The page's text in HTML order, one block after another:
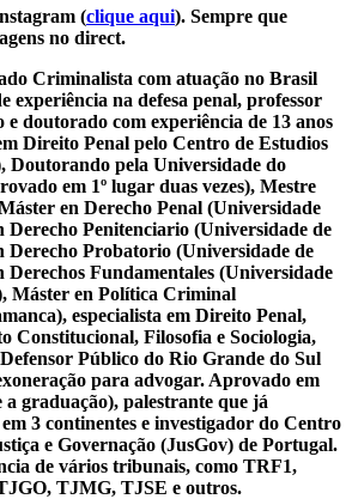
(clique aqui). Sempre que
no direct.
Criminalista com atuação no Brasil
experiência na defesa penal, professor
e doutorado com experiência de 13 anos
Direito Penal pelo Centro de Estudios
Doutorando pela Universidade do
em 1º lugar duas vezes), Mestre
en Derecho Penal (Universidade
Derecho Penitenciario (Universidade de
Derecho Probatorio (Universidade de
Derechos Fundamentales (Universidade
Máster en Política Criminal
especialista em Direito Penal,
Constitucional, Filosofia e Sociologia,
Público do Rio Grande do Sul
para advogar. Aprovado em
a graduação), palestrante que já
3 continentes e investigador do Centro
e Governação (JusGov) de Portugal.
de vários tribunais, como TRF1,
TJMG, TJSE e outros.